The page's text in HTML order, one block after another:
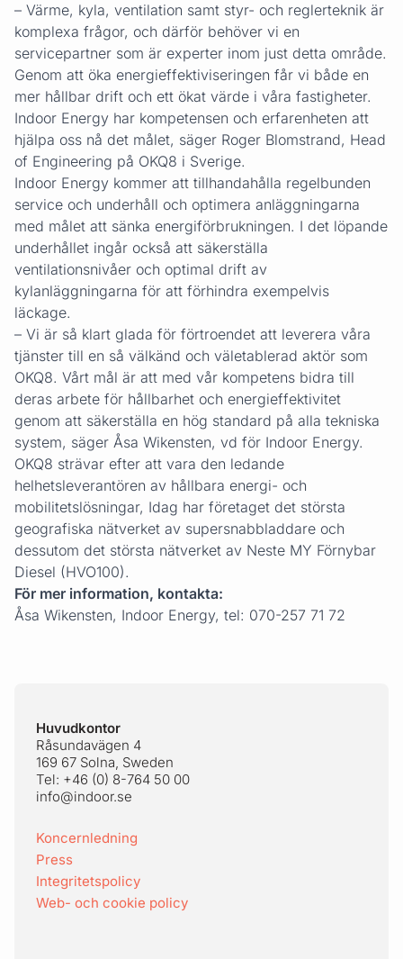
– Värme, kyla, ventilation samt styr- och reglerteknik är
komplexa frågor, och därför behöver vi en
servicepartner som är experter inom just detta område.
Genom att öka energieffektiviseringen får vi både en
mer hållbar drift och ett ökat värde i våra fastigheter.
Indoor Energy har kompetensen och erfarenheten att
hjälpa oss nå det målet, säger Roger Blomstrand, Head
of Engineering på OKQ8 i Sverige.
Indoor Energy kommer att tillhandahålla regelbunden
service och underhåll och optimera anläggningarna
med målet att sänka energiförbrukningen. I det löpande
underhållet ingår också att säkerställa
ventilationsnivåer och optimal drift av
kylanläggningarna för att förhindra exempelvis
läckage.
– Vi är så klart glada för förtroendet att leverera våra
tjänster till en så välkänd och väletablerad aktör som
OKQ8. Vårt mål är att med vår kompetens bidra till
deras arbete för hållbarhet och energieffektivitet
genom att säkerställa en hög standard på alla tekniska
system, säger Åsa Wikensten, vd för Indoor Energy.
OKQ8 strävar efter att vara den ledande
helhetsleverantören av hållbara energi- och
mobilitetslösningar, Idag har företaget det största
geografiska nätverket av supersnabbladdare och
dessutom det största nätverket av Neste MY Förnybar
Diesel (HVO100).
För mer information, kontakta:
Åsa Wikensten, Indoor Energy, tel: 070-257 71 72
Huvudkontor
Råsundavägen 4
169 67 Solna, Sweden
Tel: +46 (0) 8-764 50 00
info@indoor.se
Koncernledning
Press
Integritetspolicy
Web- och cookie policy